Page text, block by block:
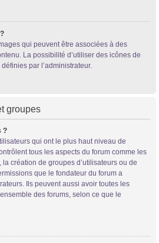
qui peuvent être associées à des
La possibilité d’utiliser des icônes de
par l’administrateur.
groupes
?
qui ont le plus haut niveau de
tous les aspects du forum comme les
création de groupes d’utilisateurs ou de
que le fondateur du forum a
Ils peuvent aussi avoir toutes les
des forums, selon ce que le